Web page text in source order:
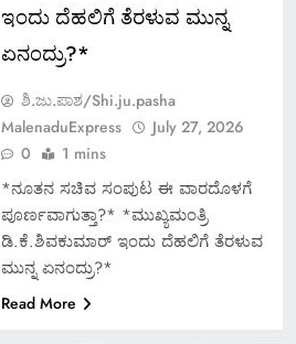
ಇಂದು ದೆಹಲಿಗೆ ತೆರಳುವ ಮುನ್ನ
ಏನಂದ್ರು?*
ಶಿ.ಜು.ಪಾಶ/Shi.ju.pasha
MalenaduExpress
July 27, 2026
0
1 mins
*ನೂತನ ಸಚಿವ ಸಂಪುಟ ಈ ವಾರದೊಳಗೆ
ಪೂರ್ಣವಾಗುತ್ತಾ?* *ಮುಖ್ಯಮಂತ್ರಿ
ಡಿ.ಕೆ.ಶಿವಕುಮಾರ್ ಇಂದು ದೆಹಲಿಗೆ ತೆರಳುವ
ಮುನ್ನ ಏನಂದ್ರು?*
Read More